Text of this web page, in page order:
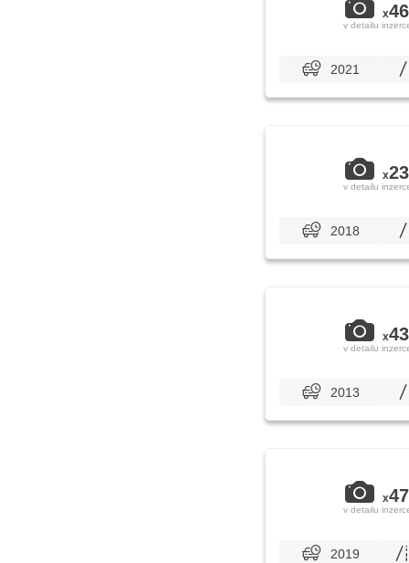
x46
v detailu
2021
x23
v detailu
2018
x43
v detailu
2013
x47
v detailu
2019